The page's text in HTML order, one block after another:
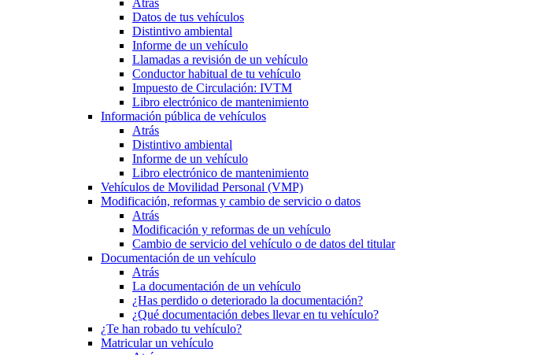
Atrás
Datos de tus vehículos
Distintivo ambiental
Informe de un vehículo
Llamadas a revisión de un vehículo
Conductor habitual de tu vehículo
Impuesto de Circulación: IVTM
Libro electrónico de mantenimiento
Información pública de vehículos
Atrás
Distintivo ambiental
Informe de un vehículo
Libro electrónico de mantenimiento
Vehículos de Movilidad Personal (VMP)
Modificación, reformas y cambio de servicio o datos
Atrás
Modificación y reformas de un vehículo
Cambio de servicio del vehículo o de datos del titular
Documentación de un vehículo
Atrás
La documentación de un vehículo
¿Has perdido o deteriorado la documentación?
¿Qué documentación debes llevar en tu vehículo?
¿Te han robado tu vehículo?
Matricular un vehículo